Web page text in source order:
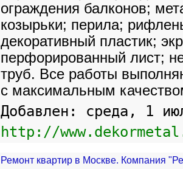
ограждения балконов;
козырьки; перила;
декоративный пластик;
перфорированный лист;
труб. Все работы
с максимальным
Добавлен: среда, 1
http://
Ремонт квартир в Москве. Компания